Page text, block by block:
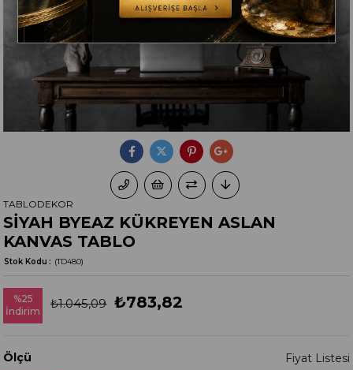
SİYAH BYEAZ KÜKREYEN ASLAN
KANVAS TABLO
(TD480)
Stok Kodu
TABLODEKOR
%25
İndirim
₺1.045,09 ₺783,82
Ölçü